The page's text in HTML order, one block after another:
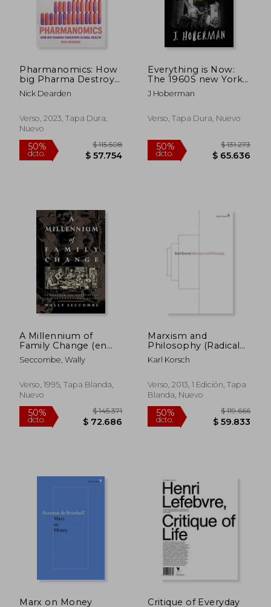
50% $ 144.220
$ 72.110
50%
dcto.
Pharmanomics: How
big Pharma Destroys
Global Health (en
Inglés)
Nick Dearden
Verso, 2023, Tapa Dura,
Nuevo
50%
dcto. $ 57.754
Everything is Now:
The 1960S new York
Avant-Gardeprimal
Happenings,
and Radical pop (en
J Hoberman
Verso, Tapa Dura, Nuevo
50%
dcto. $
A Millennium of
Family Change (en
Inglés)
Seccombe, Wally
Verso, 1995, Tapa Blanda,
Nuevo
Marxism and
Philosophy (Radical
Thinkers) (en Inglés)
Karl Korsch
Verso, 2013, 1 Edición, Tapa
Blanda, Nuevo
Marx on Money
Critique of Everyday